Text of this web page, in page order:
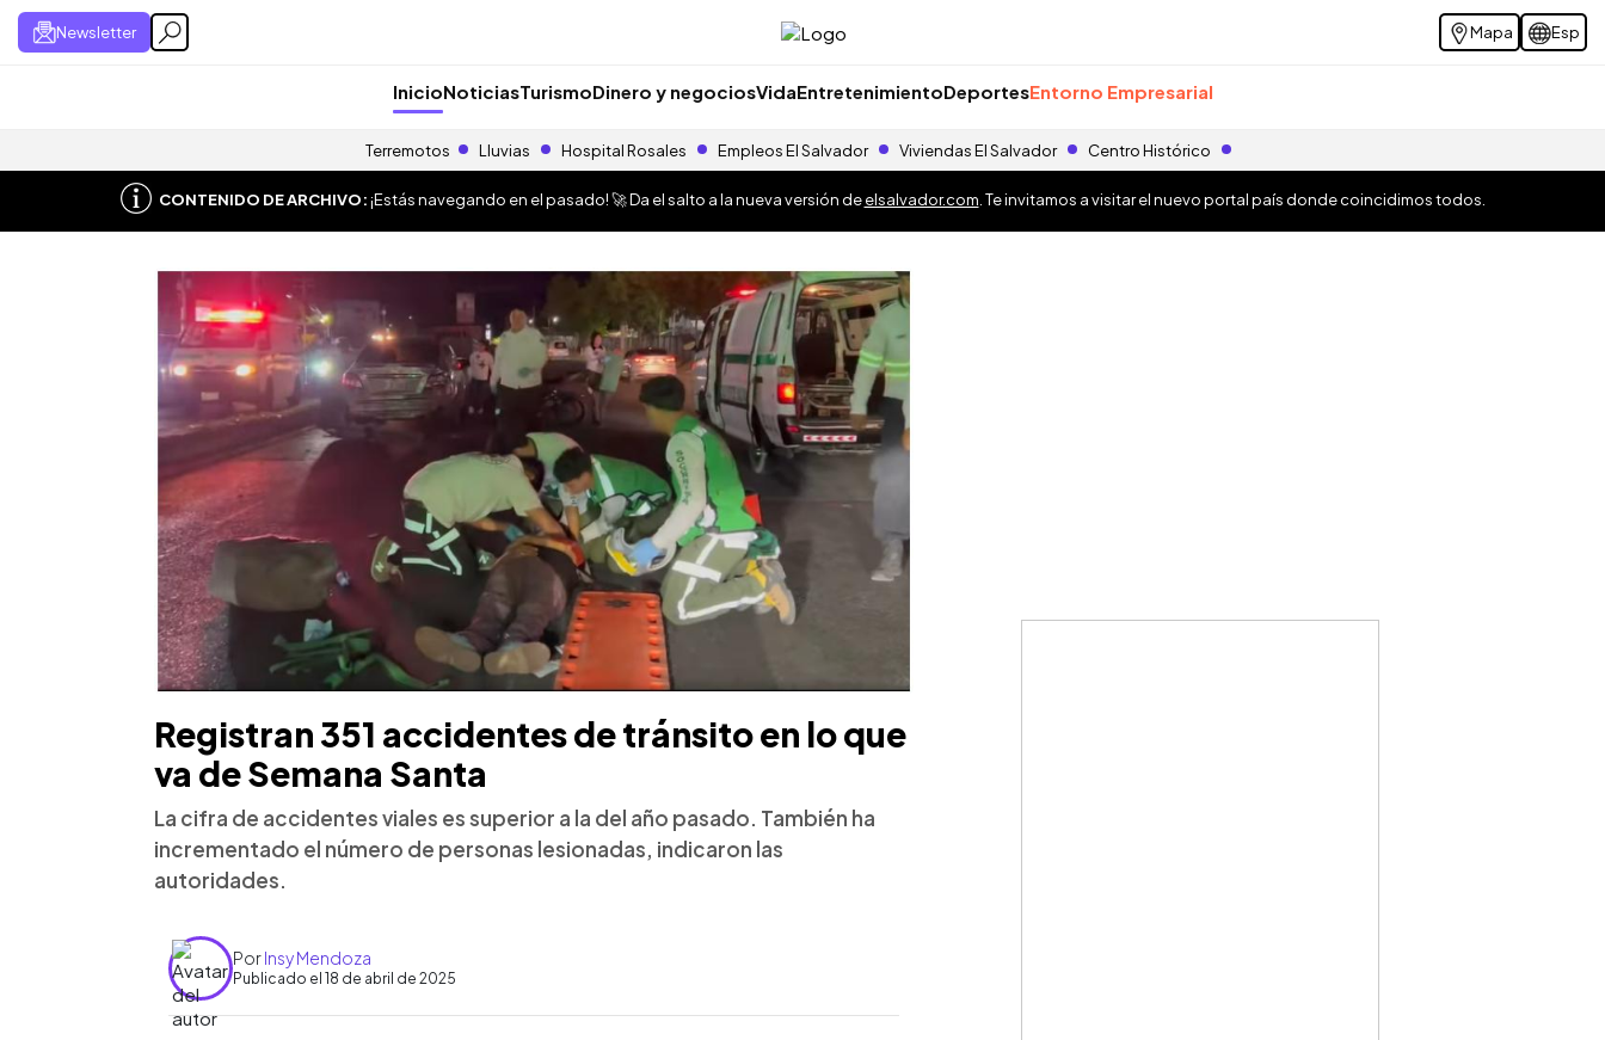
Newsletter Mapa Esp
InicioNoticiasTurismoDinero y negociosVidaEntretenimientoDeportesEntorno Empresarial
Terremotos Lluvias Hospital Rosales Empleos El Salvador Viviendas El Salvador Centro Histórico
CONTENIDO DE ARCHIVO:¡Estás navegando en el pasado! 🚀 Da el salto a la nueva versión deelsalvador.com . Te invitamos a visitar el nuevo portal país donde coincidimos todos.
Registran 351 accidentes de tránsito en lo que
va de Semana Santa
La cifra de accidentes viales es superior a la del año pasado. También ha
incrementado el número de personas lesionadas, indicaron las
autoridades.
PorInsy Mendoza
Publicado el 18 de abril de 2025